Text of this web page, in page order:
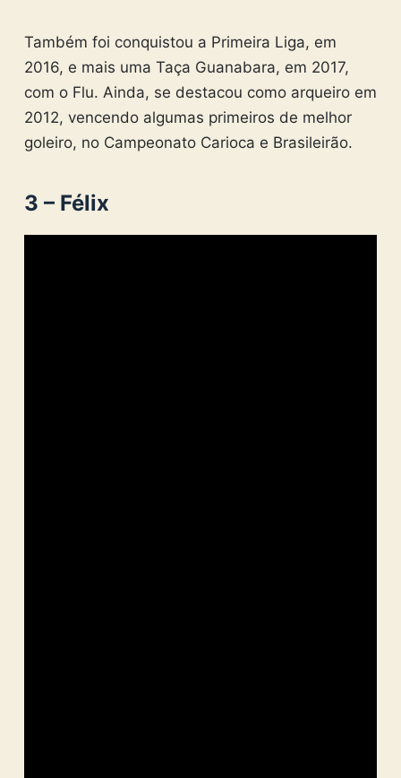
Também foi conquistou a Primeira Liga, em
2016, e mais uma Taça Guanabara, em 2017,
com o Flu. Ainda, se destacou como arqueiro em
2012, vencendo algumas primeiros de melhor
goleiro, no Campeonato Carioca e Brasileirão.
3 – Félix